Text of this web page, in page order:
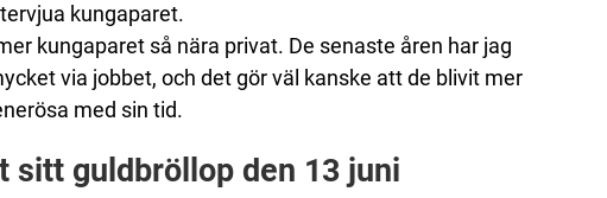
kungaparet.
kungaparet så nära privat. De senaste åren har jag
via jobbet, och det gör väl kanske att de blivit mer
med sin tid.
sitt guldbröllop den 13 juni